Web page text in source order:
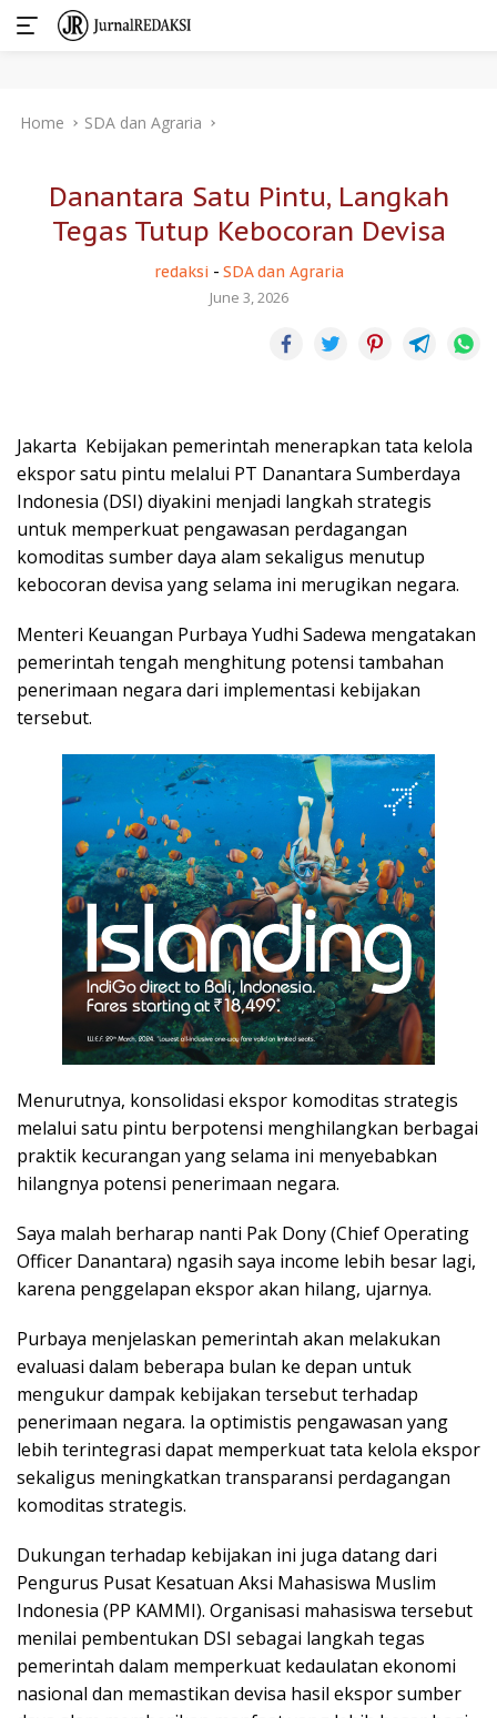
Home SDA dan Agraria
Danantara Satu Pintu, Langkah
Tegas Tutup Kebocoran Devisa
redaksi - SDA dan Agraria
June 3, 2026
Jakarta  Kebijakan pemerintah menerapkan tata kelola
ekspor satu pintu melalui PT Danantara Sumberdaya
Indonesia (DSI) diyakini menjadi langkah strategis
untuk memperkuat pengawasan perdagangan
komoditas sumber daya alam sekaligus menutup
kebocoran devisa yang selama ini merugikan negara.
Menteri Keuangan Purbaya Yudhi Sadewa mengatakan
pemerintah tengah menghitung potensi tambahan
penerimaan negara dari implementasi kebijakan
tersebut.
Menurutnya, konsolidasi ekspor komoditas strategis
melalui satu pintu berpotensi menghilangkan berbagai
praktik kecurangan yang selama ini menyebabkan
hilangnya potensi penerimaan negara.
Saya malah berharap nanti Pak Dony (Chief Operating
Officer Danantara) ngasih saya income lebih besar lagi,
karena penggelapan ekspor akan hilang, ujarnya.
Purbaya menjelaskan pemerintah akan melakukan
evaluasi dalam beberapa bulan ke depan untuk
mengukur dampak kebijakan tersebut terhadap
penerimaan negara. Ia optimistis pengawasan yang
lebih terintegrasi dapat memperkuat tata kelola ekspor
sekaligus meningkatkan transparansi perdagangan
komoditas strategis.
Dukungan terhadap kebijakan ini juga datang dari
Pengurus Pusat Kesatuan Aksi Mahasiswa Muslim
Indonesia (PP KAMMI). Organisasi mahasiswa tersebut
menilai pembentukan DSI sebagai langkah tegas
pemerintah dalam memperkuat kedaulatan ekonomi
nasional dan memastikan devisa hasil ekspor sumber